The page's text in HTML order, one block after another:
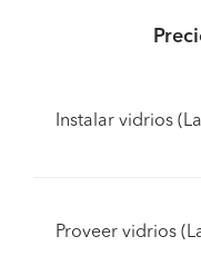
Instalar vidrios
Proveer vidrios